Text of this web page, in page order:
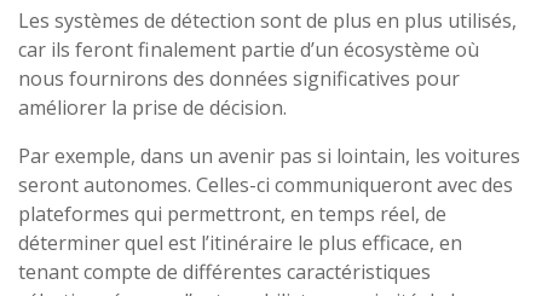
Les systèmes de détection sont de plus en plus utilisés,
car ils feront finalement partie d’un écosystème où
nous fournirons des données significatives pour
améliorer la prise de décision.
Par exemple, dans un avenir pas si lointain, les voitures
seront autonomes. Celles-ci communiqueront avec des
plateformes qui permettront, en temps réel, de
déterminer quel est l’itinéraire le plus efficace, en
tenant compte de différentes caractéristiques